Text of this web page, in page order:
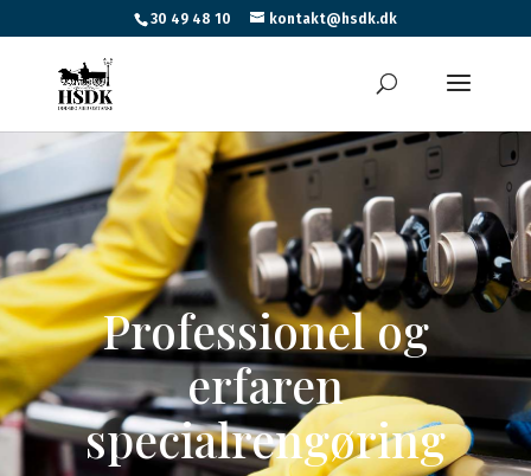
30 49 48 10 kontakt@hsdk.dk
Professionel og
erfaren
specialrengøring